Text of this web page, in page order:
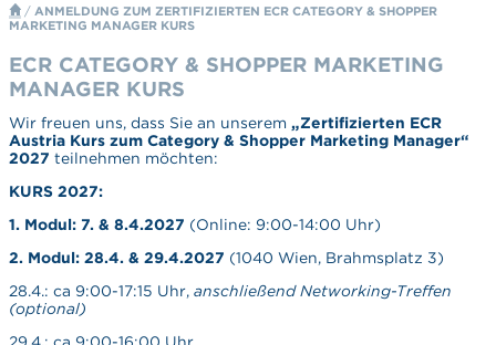
/ ANMELDUNG ZUM ZERTIFIZIERTEN ECR CATEGORY & SHOPPER
MARKETING MANAGER KURS
ECR CATEGORY & SHOPPER MARKETING
MANAGER KURS
Wir freuen uns, dass Sie an unserem „Zertifizierten ECR
Austria Kurs zum Category & Shopper Marketing Manager“
2027 teilnehmen möchten:
KURS 2027:
1. Modul: 7. & 8.4.2027 (Online: 9:00-14:00 Uhr)
2. Modul: 28.4. & 29.4.2027 (1040 Wien, Brahmsplatz 3)
28.4.: ca 9:00-17:15 Uhr, anschließend Networking-Treffen
(optional)
29.4.: ca 9:00-16:00 Uhr